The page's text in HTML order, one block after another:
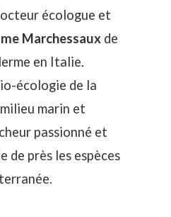
écologue et
Marchessaux de
en Italie.
écologie de la
marin et
passionné et
de près les espèces